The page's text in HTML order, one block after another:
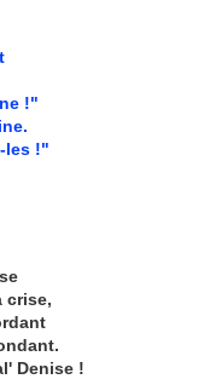
!"
les !"
crise,
Denise !